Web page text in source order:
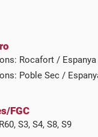
Rocafort / Espanya
Poble Sec /
FGC
S3, S4, S8, S9